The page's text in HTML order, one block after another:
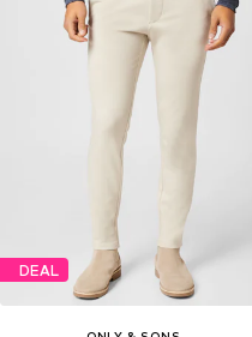
DEAL